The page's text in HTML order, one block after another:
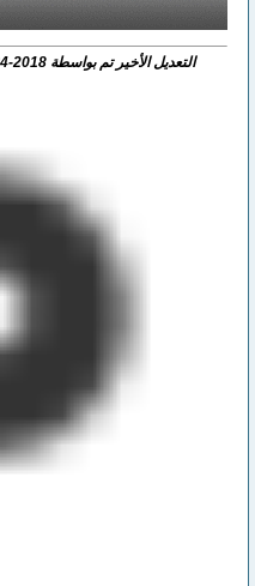
التعديل الأخير تم بواسطة asnanaka ; 05-24-2018 الساعة